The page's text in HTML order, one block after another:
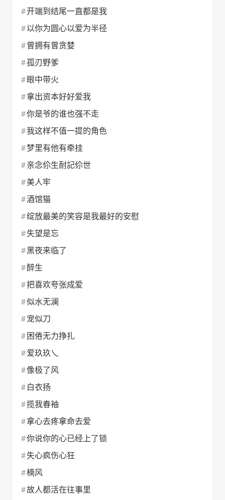
开端到结尾一直都是我
以你为圆心以爱为半径
曾拥有曾贪婪
孤刃野爹
眼中带火
拿出资本好好爱我
你是爷的谁也强不走
我这样不值一提的角色
梦里有他有牵挂
亲念伱生耐記伱世
美人牢
酒馆猫
绽放最美的笑容是我最好的安慰
失望是忘
黑夜来临了
醉生
把喜欢夸张成爱
似水无澜
宠似刀
困倦无力挣扎
爱玖玖乀
像极了风
白衣扬
揽我春袖
拿心去疼拿命去爱
你说你的心已经上了锁
失心疯伤心狂
楠风
故人都活在往事里